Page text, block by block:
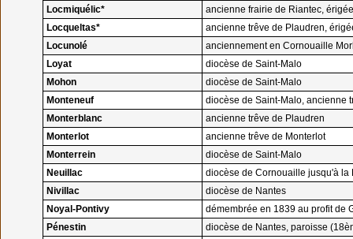
Locmiquélic*
ancienne frairie de Riantec,
Locqueltas*
ancienne trêve de Plaudren,
Locunolé
anciennement en Cornouaille
Loyat
diocèse de Saint-Malo
Mohon
diocèse de Saint-Malo
Monteneuf
diocèse de Saint-Malo, ancienne
Monterblanc
ancienne trêve de Plaudren
Monterlot
ancienne trêve de Monterlot
Monterrein
diocèse de Saint-Malo
Neuillac
diocèse de Cornouaille jusqu'à la
Nivillac
diocèse de Nantes
Noyal-Pontivy
démembrée en 1839 au profit de
Pénestin
diocèse de Nantes, paroisse